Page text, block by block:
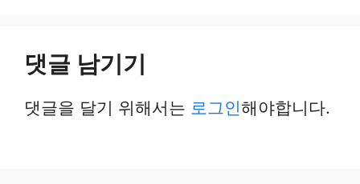
댓글 남기기
댓글을 달기 위해서는 로그인해야합니다.